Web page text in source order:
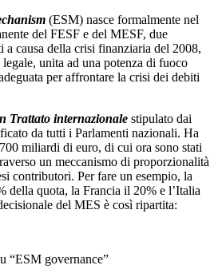
(ESM) nasce formalmente nel
del FESF e del MESF, due
a causa della crisi finanziaria del 2008,
unita ad una potenza di fuoco
per affrontare la crisi dei debiti
Trattato internazionale stipulato dai
da tutti i Parlamenti nazionali. Ha
miliardi di euro, di cui ora sono stati
un meccanismo di proporzionalità
contributori. Per fare un esempio, la
della quota, la Francia il 20% e l’Italia
del MES è così ripartita:
“ESM governance”